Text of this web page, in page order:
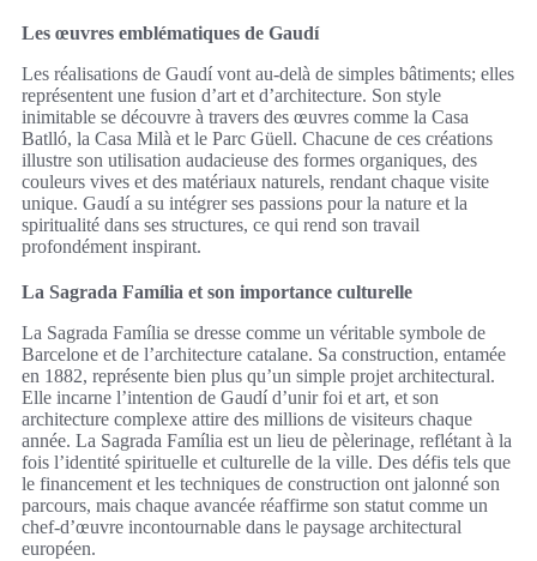
Les œuvres emblématiques de Gaudí
Les réalisations de Gaudí vont au-delà de simples bâtiments; elles
représentent une fusion d’art et d’architecture. Son style
inimitable se découvre à travers des œuvres comme la Casa
Batlló, la Casa Milà et le Parc Güell. Chacune de ces créations
illustre son utilisation audacieuse des formes organiques, des
couleurs vives et des matériaux naturels, rendant chaque visite
unique. Gaudí a su intégrer ses passions pour la nature et la
spiritualité dans ses structures, ce qui rend son travail
profondément inspirant.
La Sagrada Família et son importance culturelle
La Sagrada Família se dresse comme un véritable symbole de
Barcelone et de l’architecture catalane. Sa construction, entamée
en 1882, représente bien plus qu’un simple projet architectural.
Elle incarne l’intention de Gaudí d’unir foi et art, et son
architecture complexe attire des millions de visiteurs chaque
année. La Sagrada Família est un lieu de pèlerinage, reflétant à la
fois l’identité spirituelle et culturelle de la ville. Des défis tels que
le financement et les techniques de construction ont jalonné son
parcours, mais chaque avancée réaffirme son statut comme un
chef-d’œuvre incontournable dans le paysage architectural
européen.